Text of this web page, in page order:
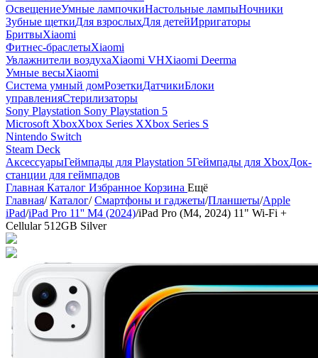
ОсвещениеУмные лампочкиНастольные лампыНочники
Зубные щеткиДля взрослыхДля детейИрригаторы
БритвыXiaomi
Фитнес-браслетыXiaomi
Увлажнители воздухаXiaomi VHXiaomi Deerma
Умные весыXiaomi
Система умный домРозеткиДатчикиБлоки
управленияСтерилизаторы
Sony Playstation Sony Playstation 5
Microsoft XboxXbox Series XXbox Series S
Nintendo Switch
Steam Deck
АксессуарыГеймпады для Playstation 5Геймпады для XboxДок-
станции для геймпадов
Главная Каталог Избранное Корзина Ещё
Главная/ Каталог/ Смартфоны и гаджеты/Планшеты/Apple
iPad/iPad Pro 11'' M4 (2024)/iPad Pro (M4, 2024) 11" Wi-Fi +
Cellular 512GB Silver